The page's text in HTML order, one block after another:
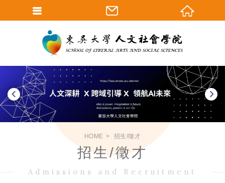
HOME 招生/徵才
招生/徵才
Admissions and Recruitment